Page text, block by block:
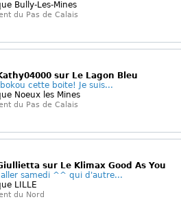
Bully-Les-Mines
du Pas de Calais
sur Le Lagon Bleu
cette boite! Je suis...
Noeux les Mines
du Pas de Calais
sur Le Klimax Good As You
aller samedi ^^ qui d'autre...
LILLE
du Nord